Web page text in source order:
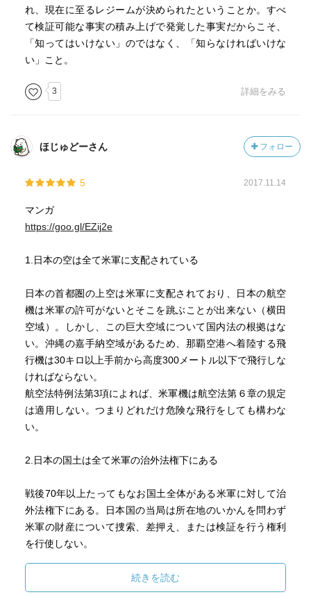
今回の本のいろんなレビューを読んでいると、「砂川裁判
の最高裁判決」によって、安保条約（と高度に政治的問
題）を日本国憲法よりも上位に置く日本の仕組みができて
北方領土返還が安保条約の為にムリという仕組みにも反応
運動で宣伝してきた「成果」なのかもしれない。その醒め
た意識を「怒り」に変えるのにはどうすればいいのか、ま
だまだ課題は多い。また、密約の内容では新しく知った部
れ、現在に至るレジームが決められたということか。すべ
て検証可能な事実の積み上げで発覚した事実だからこそ、
「知ってはいけない」のではなく、「知らなければいけな
い」こと。
3 詳細をみる
ほじゅどーさん フォロー
5 2017.11.14
マンガ
https://goo.gl/EZij2e
1.日本の空は全て米軍に支配されている
日本の首都圏の上空は米軍に支配されており、日本の航空
機は米軍の許可がないとそこを跳ぶことが出来ない（横田
空域）。しかし、この巨大空域について国内法の根拠はな
い。沖縄の嘉手納空域があるため、那覇空港へ着陸する飛
行機は30キロ以上手前から高度300メートル以下で飛行しな
ければならない。
航空法特例法第3項によれば、米軍機は航空法第６章の規定
は適用しない。つまりどれだけ危険な飛行をしても構わな
い。
2.日本の国土は全て米軍の治外法権下にある
戦後70年以上たってもなお国土全体がある米軍に対して治
外法権下にある。日本国の当局は所在地のいかんを問わず
米軍の財産について捜索、差押え、または検証を行う権利
を行使しない。
続きを読む